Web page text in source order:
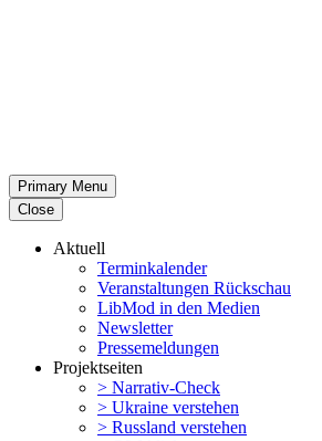
Primary Menu
Close
Aktuell
Termin­ka­lender
Veran­stal­tungen Rückschau
LibMod in den Medien
Newsletter
Presse­mel­dungen
Projekt­seiten
> Narrativ-Check
> Ukraine verstehen
> Russland verstehen